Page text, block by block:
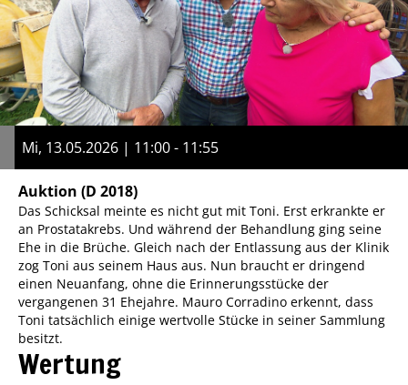
Mi, 13.05.2026 | 11:00 - 11:55
Auktion (D 2018)
Das Schicksal meinte es nicht gut mit Toni. Erst erkrankte er
an Prostatakrebs. Und während der Behandlung ging seine
Ehe in die Brüche. Gleich nach der Entlassung aus der Klinik
zog Toni aus seinem Haus aus. Nun braucht er dringend
einen Neuanfang, ohne die Erinnerungsstücke der
vergangenen 31 Ehejahre. Mauro Corradino erkennt, dass
Toni tatsächlich einige wertvolle Stücke in seiner Sammlung
besitzt.
Wertung